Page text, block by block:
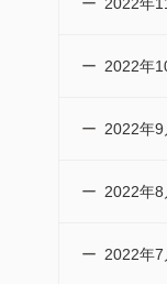
2022年
2022年
2022年9
2022年8
2022年7